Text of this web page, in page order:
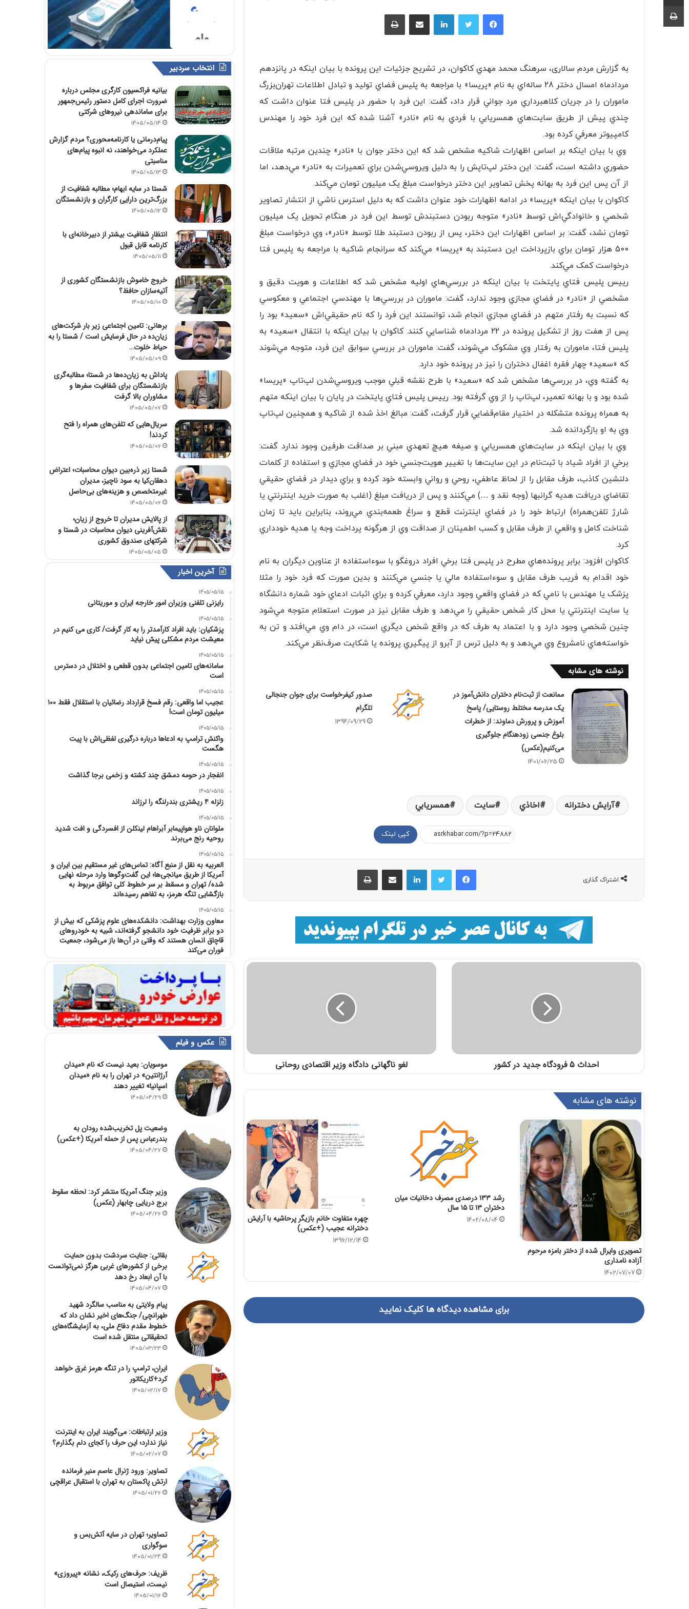
فیسبوک لینکداین
به گزارش مردم سالاری، سرهنگ محمد مهدي کاکوان، در تشريح جزئيات اين پرونده با بيان اينکه در پانزدهم
مردادماه امسال دختر 28 ساله‌اي به نام «پريسا» با مراجعه به پليس فضاي توليد و تبادل اطلاعات تهران‌بزرگ
ماموران را در جريان کلاهبرداري مرد جواني قرار داد، گفت: اين فرد با حضور در پليس فتا عنوان داشت که
چندي پيش از طريق سايت‌هاي همسريابي با فردي به نام «نادر» آشنا شده که اين فرد خود را مهندس
کامپيوتر معرفي کرده بود.
وي با بيان اينکه بر اساس اظهارات شاکيه مشخص شد که اين دختر جوان با «نادر» چندين مرتبه ملاقات
حضوري داشته است، گفت: اين دختر لپ‌تاپش را به دليل ويروسي‌شدن براي تعميرات به «نادر» مي‌دهد، اما
از آن پس اين فرد به بهانه پخش تصاوير اين دختر درخواست مبلغ يک ميليون تومان مي‌کند.
کاکوان با بيان اينکه «پريسا» در ادامه اظهارات خود عنوان داشت که به دليل استرس ناشي از انتشار تصاوير
شخصي و خانوادگي‌اش توسط «نادر» متوجه ربودن دستبندش توسط اين فرد در هنگام تحويل يک ميليون
تومان نشد، گفت: بر اساس اظهارات اين دختر، پس از ربودن دستبند طلا توسط «نادر»، وي درخواست مبلغ
500 هزار تومان براي بازپرداخت اين دستبند به «پريسا» مي‌کند که سرانجام شاکيه با مراجعه به پليس فتا
درخواست کمک مي‌کند.
رييس پليس فتاي پايتخت با بيان اينکه در بررسي‌هاي اوليه مشخص شد که اطلاعات و هويت دقيق و
مشخصي از «نادر» در فضاي مجازي وجود ندارد، گفت: ماموران در بررسي‌ها با مهندسي اجتماعي و معکوسي
که نسبت به رفتار متهم در فضاي مجازي انجام شد، توانستند اين فرد را که نام حقيقي‌اش «سعيد» بود را
پس از هفت روز از تشکيل پرونده در 22 مردادماه شناسايي کنند. کاکوان با بيان اينکه با انتقال «سعيد» به
پليس فتا، ماموران به رفتار وي مشکوک مي‌شوند، گفت: ماموران در بررسي سوابق اين فرد، متوجه مي‌شوند
که «سعيد» چهار فقره اغفال دختران را نيز در پرونده خود دارد.
به گفته وي، در بررسي‌ها مشخص شد که «سعيد» با طرح نقشه قبلي موجب ويروسي‌شدن لپ‌تاپ «پريسا»
شده بود و با بهانه تعمير، لپ‌تاپ را از وي گرفته بود. رييس پليس فتاي پايتخت در پايان با بيان اينکه متهم
به همراه پرونده متشکله در اختيار مقام‌قضايي قرار گرفت، گفت: مبالغ اخذ شده از شاکيه و همچنين لپ‌تاپ
وي به او بازگردانده شد.
وي با بيان اينکه در سايت‌هاي همسريابي و صيغه هيچ تعهدي مبني بر صداقت طرفين وجود ندارد گفت:
برخي از افراد شياد با ثبت‌نام در اين سايت‌ها با تغيير هويت‌جنسي خود در فضاي مجازي و استفاده از کلمات
دلنشين کاذب، طرف مقابل را از لحاظ عاطفي، روحي و رواني وابسته خود کرده و براي ديدار در فضاي حقيقي
تقاضاي دريافت هديه گرانبها (وجه نقد و …) مي‌کنند و پس از دريافت مبلغ (اغلب به صورت خريد اينترنتي يا
شارژ تلفن‌همراه) ارتباط خود را در فضاي اينترنت قطع و سراغ طعمه‌بندي مي‌روند، بنابراين بايد تا زمان
شناخت کامل و واقعي از طرف مقابل و کسب اطمينان از صداقت وي از هرگونه پرداخت وجه يا هديه خودداري
کرد.
کاکوان افزود: برابر پرونده‌هاي مطرح در پليس فتا برخي افراد دروغگو با سوءاستفاده از عناوين ديگران به نام
خود اقدام به فريب طرف مقابل و سوءاستفاده مالي يا جنسي مي‌کنند و بدين‌ صورت که فرد خود را مثلا
پزشک يا مهندس با نامي که در فضاي واقعي وجود دارد، معرفي کرده و براي اثبات ادعاي خود شماره دانشگاه
يا سايت اينترنتي يا محل کار شخص حقيقي را مي‌دهد و طرف مقابل نيز در صورت استعلام متوجه مي‌شود
چنين شخصي وجود دارد و با اعتماد به طرف که در واقع شخص ديگري است، در دام وي مي‌افتد و تن به
خواسته‌هاي نامشروع وي مي‌دهد و به دليل ترس از آبرو از پيگيري پرونده يا شکايت صرف‌نظر مي‌کند.
نوشته های مشابه
ممانعت از ثبت‌نام دختران دانش‌آموز در
یک مدرسه مختلط روستایی/ پاسخ
آموزش و پرورش دماوند: از خطرات
بلوغ جنسی زودهنگام جلوگیری
می‌کنیم(عکس)
1401/06/25
صدور کیفرخواست برای جوان جنجالی
تلگرام
1394/09/29
آرایش دخترانه اخاذي سايت همسريابي
کپی لینک
اشتراک گذاری
فیسبوک لینکداین
احداث 5 فرودگاه جدید در کشور لغو ناگهانی دادگاه وزیر اقتصادی روحانی
نوشته های مشابه
تصویری وایرال شده از دختر بامزه مرحوم
آزاده نامداری
1402/07/07
رشد ۱۳۳ درصدی مصرف دخانیات میان
دختران ۱۳ تا ۱۵ سال
1402/08/04
چهره متفاوت خانم بازیگر پرحاشیه با آرایش
دخترانه عجیب (+عکس)
1396/12/14
برای مشاهده دیدگاه ها کلیک نمایید
انتخاب سردبیر
بیانیه فراکسیون کارگری مجلس درباره
ضرورت اجرای کامل دستور رئیس‌جمهور
برای ساماندهی نیروهای شرکتی
1405/05/14
پیام‌درمانی یا کارنامه‌محوری؟ مردم گزارش
عملکرد می‌خواهند، نه انبوه پیام‌های
مناسبتی
1405/05/13
شستا در سایه ابهام؛ مطالبه شفافیت از
بزرگ‌ترین دارایی کارگران و بازنشستگان
1405/05/12
انتظارِ شفافیت بیشتر از دبیرخانه‌ای با
کارنامه قابل قبول
1405/05/11
خروج خاموش بازنشستگان کشوری از
آتیه‌سازان حافظ؟
1405/05/10
برهانی: تامین اجتماعی زیر بار شرکت‌های
زیان‌ده در حال فرسایش است / شستا را به
حیاط خلوت…
1405/05/09
پاداش به زیان‌ده‌ها در شستا؛ مطالبه‌گری
بازنشستگان برای شفافیت سفرها و
مشاوران بالا گرفت
1405/05/07
سریال‌هایی که تلفن‌های همراه را فتح
کردند!
1405/05/06
شستا زیر ذره‌بین دیوان محاسبات؛ اعتراض
دهقان‌کیا به سود ناچیز، مدیران
غیرمتخصص و هزینه‌های بی‌حاصل
1405/05/06
از پالایش مدیران تا خروج از زیان؛
نقش‌آفرینی دیوان محاسبات در شستا و
شرکتهای صندوق کشوری
1405/05/05
آخرین اخبار
1405/05/15
رایزنی تلفنی وزیران امور خارجه ایران و موریتانی
1405/05/15
پزشکیان: باید افراد کارآمدتر را به کار گرفت/ کاری می کنیم در
معیشت مردم مشکلی پیش نیاید
1405/05/15
سامانه‌های تامین اجتماعی بدون قطعی و اختلال در دسترس
است
1405/05/15
عجیب اما واقعی: رقم فسخ قرارداد رضائیان با استقلال فقط ۱۰۰
میلیون تومان است!
1405/05/15
واکنش ترامپ به ادعاها درباره درگیری لفظی‌اش با پیت
هگست
1405/05/15
انفجار در حومه دمشق چند کشته و زخمی برجا گذاشت
1405/05/15
زلزله ۴ ریشتری بندرلنگه را لرزاند
1405/05/15
ملوانان ناو هواپیمابر آبراهام لینکلن از افسردگی و افت شدید
روحیه رنج می‌برند
1405/05/15
العربیه به نقل از منبع آگاه: تماس‌های غیر مستقیم بین ایران و
آمریکا از طریق میانجی‌ها؛ این گفت‌و‌گو‌ها وارد مرحله نهایی
شده/ تهران و مسقط بر سر خطوط کلی توافق مربوط به
بازگشایی تنگه هرمز، به تفاهم رسیده‌اند
1405/05/15
معاون وزارت بهداشت: دانشکده‌های علوم پزشکی که بیش از
دو برابر ظرفیت خود دانشجو گرفته‌اند، شبیه به خودرو‌های
قاچاق انسان هستند که وقتی در آن‌ها باز می‌شود، جمعیت
فوران می‌کند
عکس و فیلم
موسویان: بعید نیست که نام «میدان
آرژانتین» در تهران را به نام «میدان
اسپانیا» تغییر دهند
1405/04/29
وضعیت پل تخریب‌شده رودان به
بندرعباس پس از حمله آمریکا (+عکس)
1405/04/27
وزیر جنگ آمریکا منتشر کرد: لحظه سقوط
برج دریایی چابهار (عکس)
1405/04/26
بقائی: جنایت سردشت بدون حمایت
برخی از کشورهای غربی هرگز نمی‌توانست
با آن ابعاد رخ دهد
1405/04/07
پیام ولایتی به مناسب سالگرد شهید
طهرانچی/ جنگ‌های اخیر نشان داد که
خطوط مقدم دفاع ملی، به آزمایشگاه‌های
تحقیقاتی منتقل شده است
1405/03/23
ایران، ترامپ را در تنگه هرمز غرق خواهد
کرد+کاریکاتور
1405/02/17
وزیر ارتباطات: می‌گویند ایران به اینترنت
نیاز ندارد؛ این حرف را کجای دلم بگذارم؟
1405/02/07
تصاویر: ورود ژنرال عاصم منیر فرمانده
ارتش پاکستان به تهران با استقبال عراقچی
1405/01/26
تصاویر؛ تهران در سایه آتش‌بس و
سوگواری
1405/01/24
ظریف: حرف‌های رکیک، نشانه «پیروزی»
نیست، استیصال است
1405/01/16